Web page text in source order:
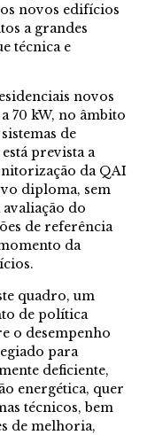
novos edifícios
a grandes
técnica e
novos
70 kW, no âmbito
de
prevista a
da QAI
diploma, sem
do
de referência
da
quadro, um
de política
o desempenho
para
deficiente,
energética, quer
técnicos, bem
de melhoria,